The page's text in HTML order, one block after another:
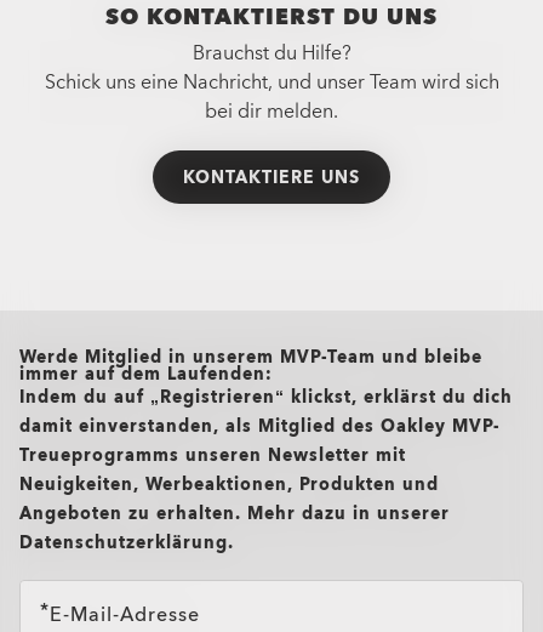
SO KONTAKTIERST DU UNS
Brauchst du Hilfe?
Schick uns eine Nachricht, und unser Team wird sich
bei dir melden.
KONTAKTIERE UNS
Werde Mitglied in unserem MVP-Team und bleibe
immer auf dem Laufenden:
Indem du auf „Registrieren“ klickst, erklärst du dich
damit einverstanden, als Mitglied des Oakley MVP-
Treueprogramms unseren Newsletter mit
Neuigkeiten, Werbeaktionen, Produkten und
Angeboten zu erhalten. Mehr dazu in unserer
Datenschutzerklärung.
E-Mail-Adresse